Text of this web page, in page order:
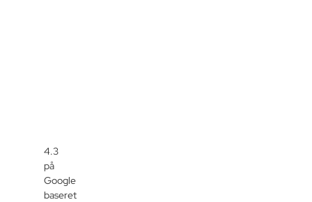
4.3
på
Google
baseret